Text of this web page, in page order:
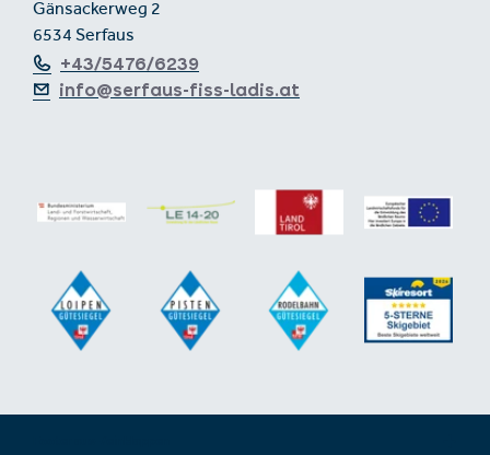
Gänsackerweg 2
6534 Serfaus
+43/5476/6239
info@serfaus-fiss-ladis.at